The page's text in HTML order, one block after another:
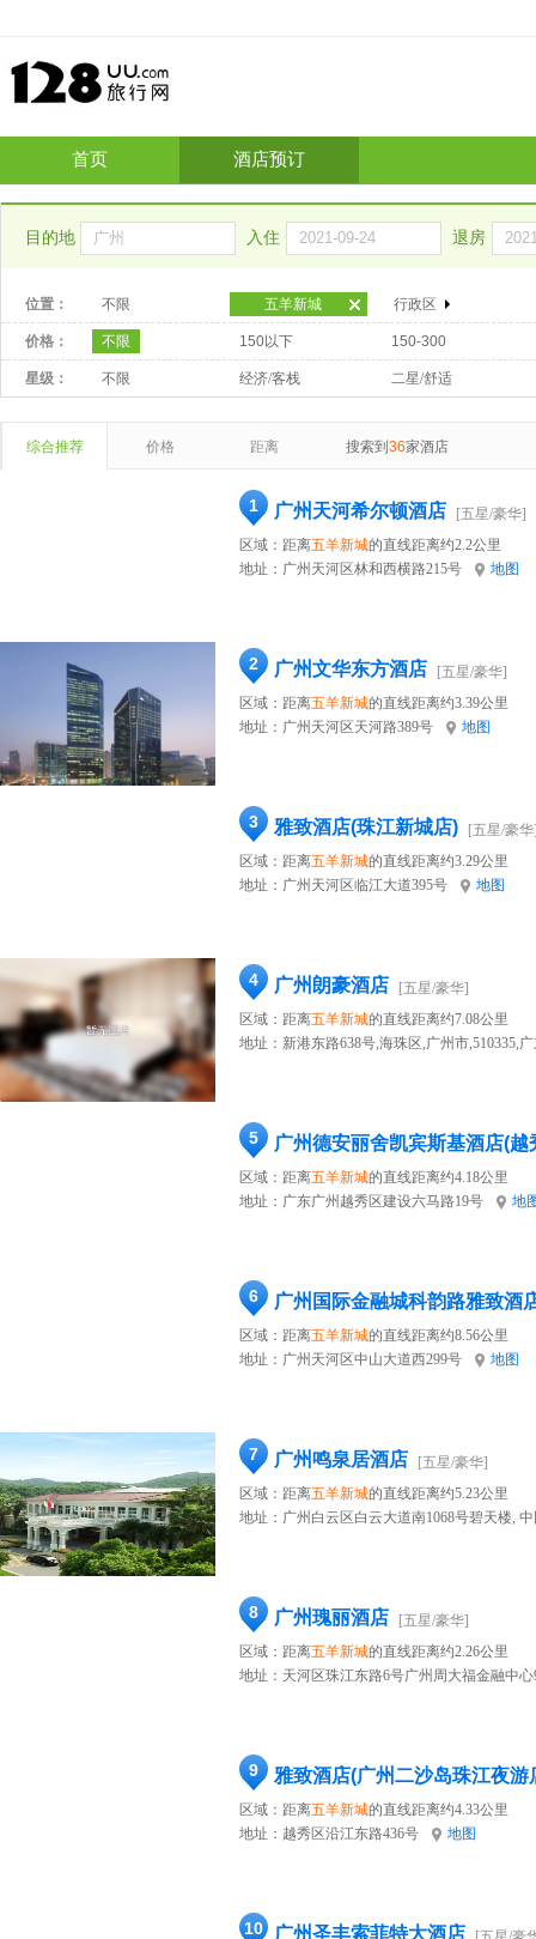
首页 酒店预订
目的地 入住 退房
位置： 不限 五羊新城 行政区
价格： 不限 150以下 150-300
星级： 不限 经济/客栈 二星/舒适
综合推荐 价格 距离 搜索到 36家酒店
1 广州天河希尔顿酒店
[五星/豪华]
区域：距离五羊新城的直线距离约2.2公里
地址： 广州天河区林和西横路215号 地图
2 广州文华东方酒店
[五星/豪华]
区域：距离五羊新城的直线距离约3.39公里
地址： 广州天河区天河路389号 地图
3 雅致酒店(珠江新城店)
[五星/豪
区域：距离五羊新城的直线距离约3.29公里
地址： 广州天河区临江大道395号 地图
4 广州朗豪酒店
[五星/豪华]
区域：距离五羊新城的直线距离约7.08公里
地址： 新港东路638号,海珠区,广州市,510335,
5 广州德安丽舍凯宾斯基酒店(越
区域：距离五羊新城的直线距离约4.18公里
地址： 广东广州越秀区建设六马路19号 地
6 广州国际金融城科韵路雅致酒
区域：距离五羊新城的直线距离约8.56公里
地址： 广州天河区中山大道西299号 地图
7 广州鸣泉居酒店
[五星/豪华]
区域：距离五羊新城的直线距离约5.23公里
地址： 广州白云区白云大道南1068号碧天楼,
8 广州瑰丽酒店
[五星/豪华]
区域：距离五羊新城的直线距离约2.26公里
地址： 天河区珠江东路6号广州周大福金融中心
9 雅致酒店(广州二沙岛珠江夜游
区域：距离五羊新城的直线距离约4.33公里
地址： 越秀区沿江东路436号 地图
10 广州圣丰索菲特大酒店